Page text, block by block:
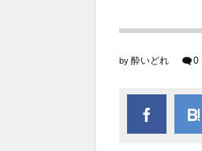
by 酔いどれ 0